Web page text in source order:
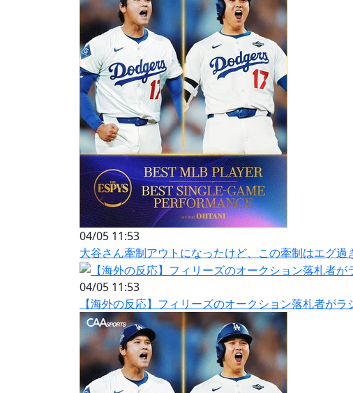
04/05 11:53
大谷さん牽制アウトになったけど、この牽制はエグ過
04/05 11:53
【海外の反応】フィリーズのオークション落札者がラ